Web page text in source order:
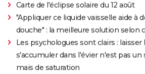
Carte de l'éclipse solaire du 12 août
"Appliquer ce liquide vaisselle aide à
douche" : la meilleure solution selon
Les psychologues sont clairs : laisser
s'accumuler dans l'évier n'est pas un
mais de saturation